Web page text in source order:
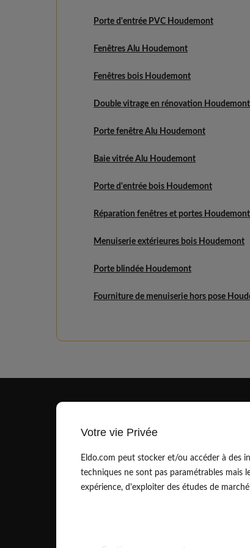
Porte d'entrée PVC Houdemont
Fenêtres Alu Houdemont
Fenêtres bois Houdemont
Double vitrage en rénovation Houdemont
Porte fenêtre Alu Houdemont
Baie vitrée Alu Houdemont
Porte d'entrée bois Houdemont
Réparation fenêtres et portes Houdemont
Menuiserie extérieures bois Houdemont
Porte blindée Houdemont
Fourniture de menuiserie hors pose
contact@eldo.com
01.83.75.42.90
Votre vie Privée
Eldo.com peut stocker et/ou accéder à des
techniques ne sont pas paramétrables mais
expérience, d'exploiter des études de